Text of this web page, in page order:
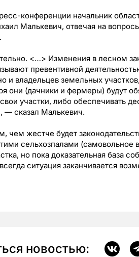
конференции начальник
Малькевич, отвечая на
<…> Изменения в лесном
превентивной
и владельцев земельных
они (дачники и фермеры) будут
участки, либо обеспечивать
— сказал Малькевич.
чем жестче будет
сельхозпалами (самовольное
но пока доказательная база
ситуация заканчивается
новостью: